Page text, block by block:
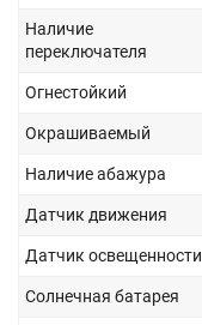
Наличие
переключателя
Огнестойкий
Окрашиваемый
Наличие абажура
Датчик движения
Датчик освещенности
Солнечная батарея